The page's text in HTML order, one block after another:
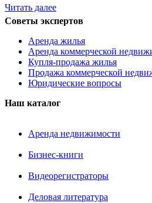
Читать далее
Советы экспертов
Аренда жилья
Аренда коммерческой
Купля-продажа жилья
Продажа коммерческой
Юридические вопросы
Наш каталог
Аренда недвижимости
Бизнес-книги
Видеорегистраторы
Деловая литература